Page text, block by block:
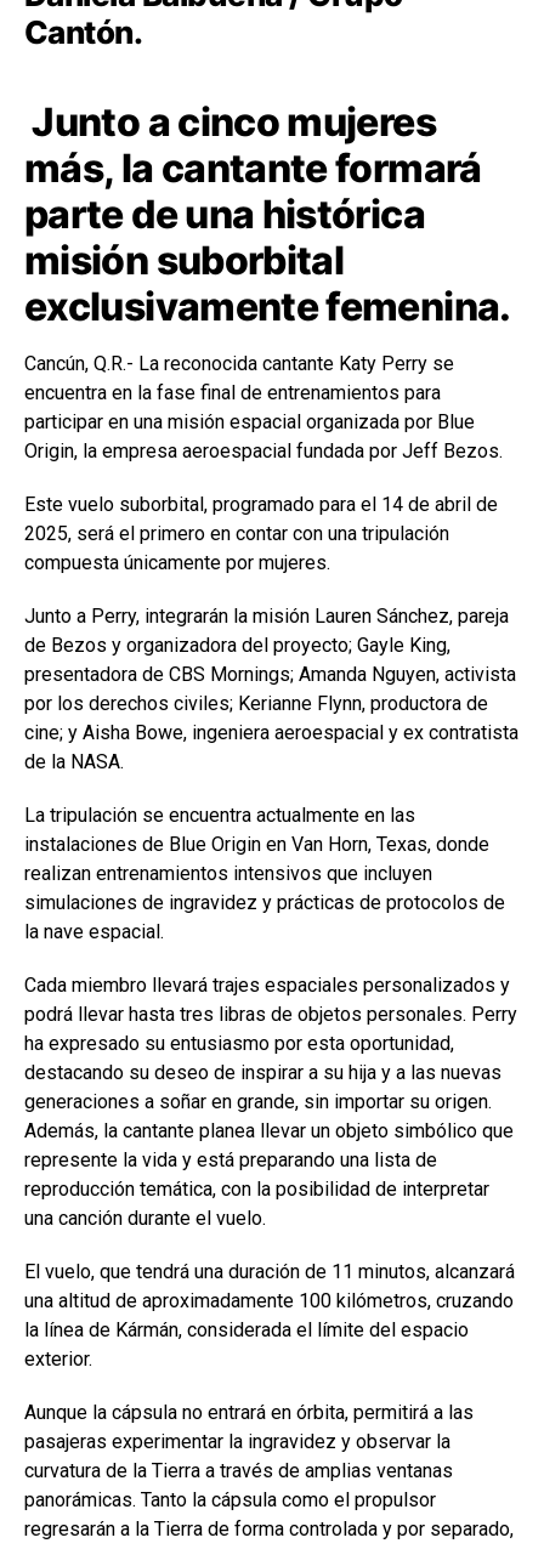
Cantón.
Junto a cinco mujeres
más, la cantante formará
parte de una histórica
misión suborbital
exclusivamente femenina.
Cancún, Q.R.- La reconocida cantante Katy Perry se
encuentra en la fase final de entrenamientos para
participar en una misión espacial organizada por Blue
Origin, la empresa aeroespacial fundada por Jeff Bezos.
Este vuelo suborbital, programado para el 14 de abril de
2025, será el primero en contar con una tripulación
compuesta únicamente por mujeres.
Junto a Perry, integrarán la misión Lauren Sánchez, pareja
de Bezos y organizadora del proyecto; Gayle King,
presentadora de CBS Mornings; Amanda Nguyen, activista
por los derechos civiles; Kerianne Flynn, productora de
cine; y Aisha Bowe, ingeniera aeroespacial y ex contratista
de la NASA.
La tripulación se encuentra actualmente en las
instalaciones de Blue Origin en Van Horn, Texas, donde
realizan entrenamientos intensivos que incluyen
simulaciones de ingravidez y prácticas de protocolos de
la nave espacial.
Cada miembro llevará trajes espaciales personalizados y
podrá llevar hasta tres libras de objetos personales. Perry
ha expresado su entusiasmo por esta oportunidad,
destacando su deseo de inspirar a su hija y a las nuevas
generaciones a soñar en grande, sin importar su origen.
Además, la cantante planea llevar un objeto simbólico que
represente la vida y está preparando una lista de
reproducción temática, con la posibilidad de interpretar
una canción durante el vuelo.
El vuelo, que tendrá una duración de 11 minutos, alcanzará
una altitud de aproximadamente 100 kilómetros, cruzando
la línea de Kármán, considerada el límite del espacio
exterior.
Aunque la cápsula no entrará en órbita, permitirá a las
pasajeras experimentar la ingravidez y observar la
curvatura de la Tierra a través de amplias ventanas
panorámicas. Tanto la cápsula como el propulsor
regresarán a la Tierra de forma controlada y por separado,